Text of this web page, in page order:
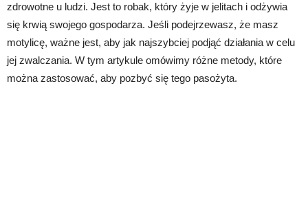
zdrowotne u ludzi. Jest to robak, który żyje w jelitach i odżywia
się krwią swojego gospodarza. Jeśli podejrzewasz, że masz
motylicę, ważne jest, aby jak najszybciej podjąć działania w celu
jej zwalczania. W tym artykule omówimy różne metody, które
można zastosować, aby pozbyć się tego pasożyta.